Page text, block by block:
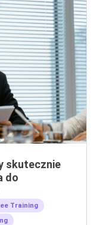
skutecznie
do
Training